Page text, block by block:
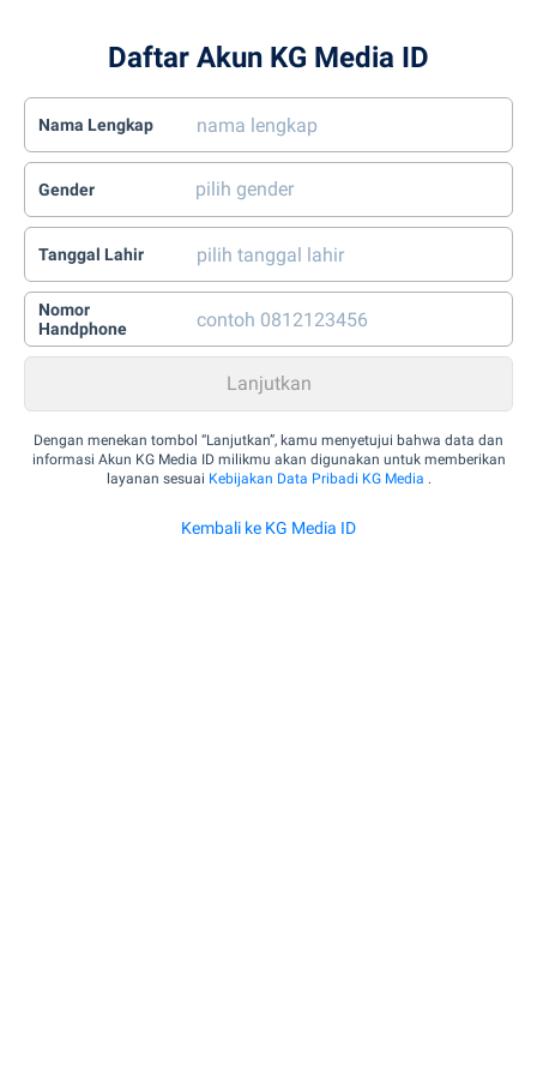
Daftar Akun KG Media ID
Nama Lengkap
Gender
Tanggal Lahir
Nomor
Handphone
Dengan menekan tombol “Lanjutkan”, kamu menyetujui bahwa data dan
informasi Akun KG Media ID milikmu akan digunakan untuk memberikan
layanan sesuai Kebijakan Data Pribadi KG Media .
Kembali ke KG Media ID